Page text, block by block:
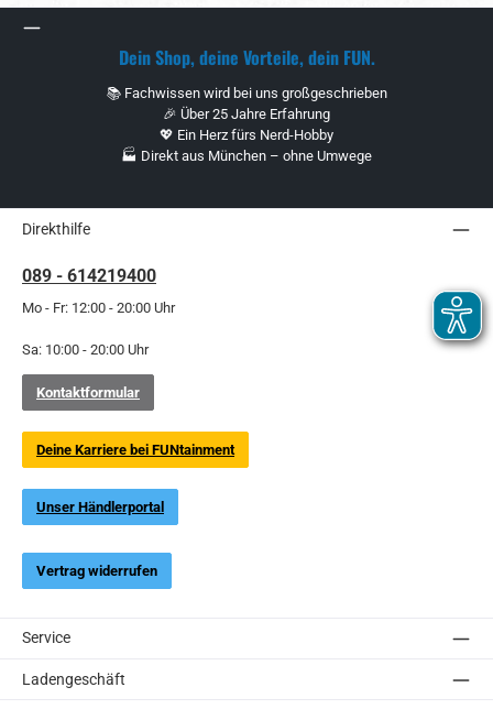
Dein Shop, deine Vorteile, dein FUN.
📚 Fachwissen wird bei uns großgeschrieben
🎉 Über 25 Jahre Erfahrung
💖 Ein Herz fürs Nerd-Hobby
🏭 Direkt aus München – ohne Umwege
Direkthilfe
089 - 614219400
Mo - Fr: 12:00 - 20:00 Uhr
Sa: 10:00 - 20:00 Uhr
Kontaktformular
Deine Karriere bei FUNtainment
Unser Händlerportal
Vertrag widerrufen
Service
Ladengeschäft